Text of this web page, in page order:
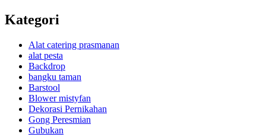
Kategori
Alat catering prasmanan
alat pesta
Backdrop
bangku taman
Barstool
Blower mistyfan
Dekorasi Pernikahan
Gong Peresmian
Gubukan